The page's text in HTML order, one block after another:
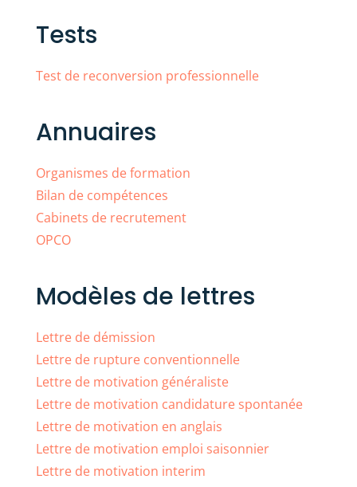
Tests
Test de reconversion professionnelle
Annuaires
Organismes de formation
Bilan de compétences
Cabinets de recrutement
OPCO
Modèles de lettres
Lettre de démission
Lettre de rupture conventionnelle
Lettre de motivation généraliste
Lettre de motivation candidature spontanée
Lettre de motivation en anglais
Lettre de motivation emploi saisonnier
Lettre de motivation interim